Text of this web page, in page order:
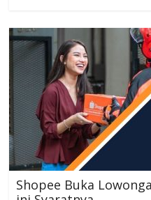
Shopee Buka